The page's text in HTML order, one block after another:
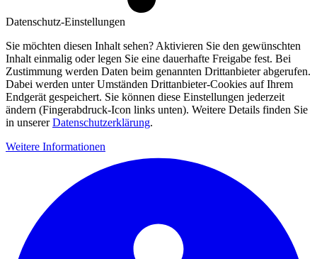
Datenschutz-Einstellungen
Sie möchten diesen Inhalt sehen? Aktivieren Sie den gewünschten
Inhalt einmalig oder legen Sie eine dauerhafte Freigabe fest. Bei
Zustimmung werden Daten beim genannten Drittanbieter abgerufen.
Dabei werden unter Umständen Drittanbieter-Cookies auf Ihrem
Endgerät gespeichert. Sie können diese Einstellungen jederzeit
ändern (Fingerabdruck-Icon links unten). Weitere Details finden Sie
in unsererDatenschutzerklärung.
Weitere Informationen